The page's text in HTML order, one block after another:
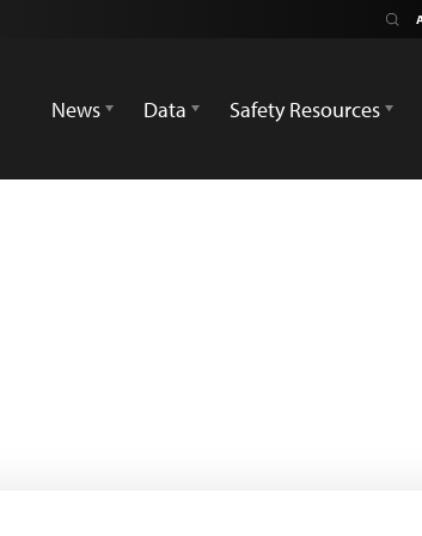
News
Data Safety Resources